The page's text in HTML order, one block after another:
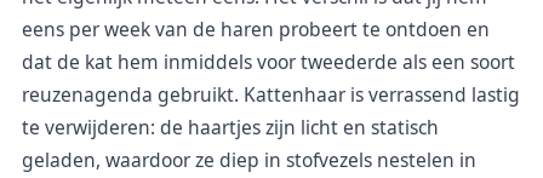
eens per week van de haren probeert te ontdoen en
dat de kat hem inmiddels voor tweederde als een soort
reuzenagenda gebruikt. Kattenhaar is verrassend lastig
te verwijderen: de haartjes zijn licht en statisch
geladen, waardoor ze diep in stofvezels nestelen in